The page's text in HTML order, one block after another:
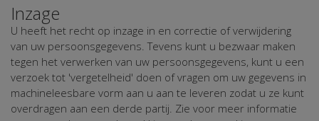
Inzage
U heeft het recht op inzage in en correctie of verwijdering
van uw persoonsgegevens. Tevens kunt u bezwaar maken
tegen het verwerken van uw persoonsgegevens, kunt u een
verzoek tot 'vergetelheid' doen of vragen om uw gegevens in
machineleesbare vorm aan u aan te leveren zodat u ze kunt
overdragen aan een derde partij. Zie voor meer informatie